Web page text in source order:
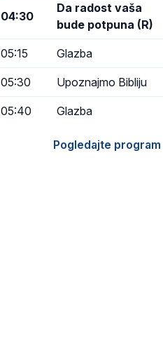
04:30
Da radost vaša
bude potpuna (R)
05:15 Glazba
05:30 Upoznajmo Bibliju
05:40 Glazba
Pogledajte program